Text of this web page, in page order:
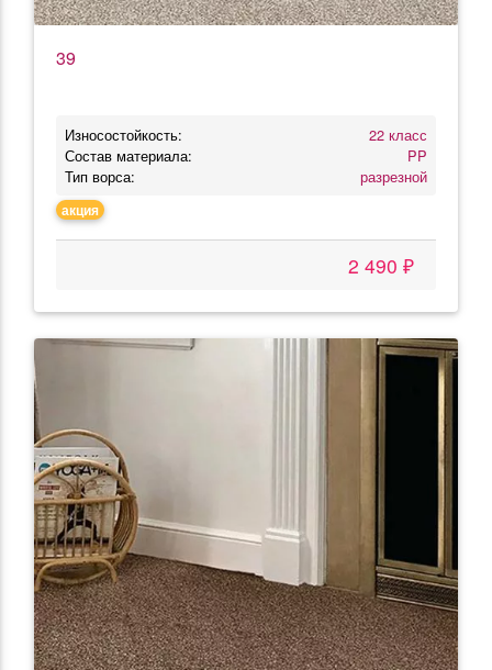
39
Износостойкость:
22 класс
Состав материала:
PP
Тип ворса:
разрезной
акция
2 490 ₽